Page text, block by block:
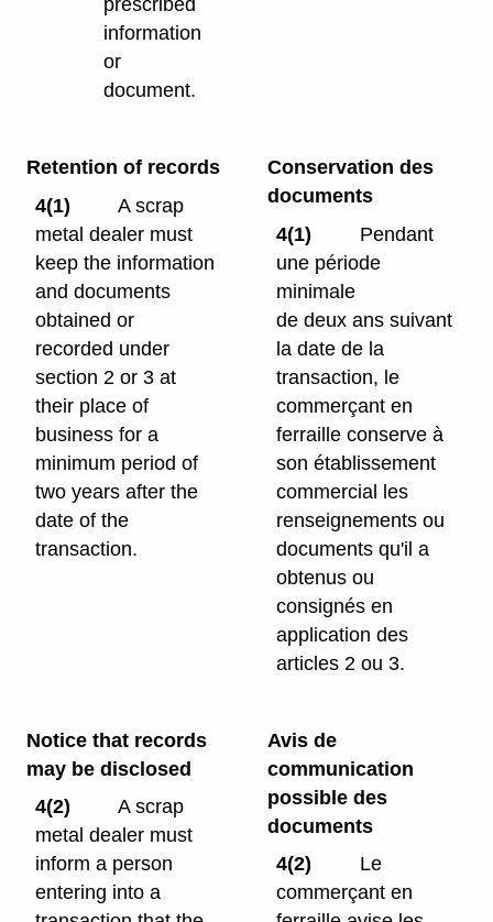
information
or
document.
Retention of records
4(1)
A scrap
metal dealer must
keep the information
and documents
obtained or
recorded under
section 2 or 3 at
their place of
business for a
minimum period of
two years after the
date of the
transaction.
Conservation des
documents
4(1)
Pendant
une période
minimale
de deux ans suivant
la date de la
transaction, le
commerçant en
ferraille conserve à
son établissement
commercial les
renseignements ou
documents qu'il a
obtenus ou
consignés en
application des
articles 2 ou 3.
Notice that records
may be disclosed
4(2)
A scrap
metal dealer must
inform a person
entering into a
Avis de
communication
possible des
documents
4(2)
Le
commerçant en